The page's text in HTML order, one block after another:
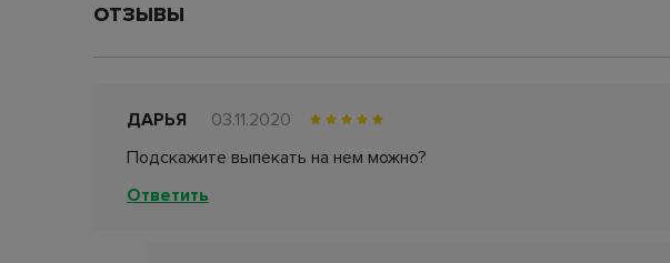
ОТЗЫВЫ
ДАРЬЯ
03.11.2020
Подскажите выпекать на нем можно?
Ответить